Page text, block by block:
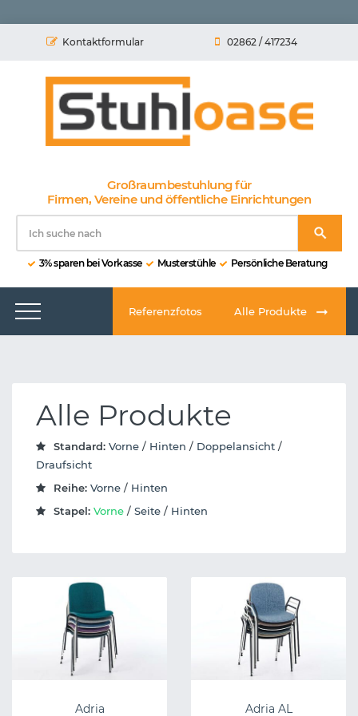
Kontaktformular 02862 / 417234
Großraumbestuhlung für
Firmen, Vereine und öffentliche Einrichtungen
3% sparen bei Vorkasse Musterstühle Persönliche Beratung
Referenzfotos Alle Produkte
Alle Produkte
Standard: Vorne / Hinten / Doppelansicht /
Draufsicht
Reihe: Vorne / Hinten
Stapel: Vorne / Seite / Hinten
Adria Adria AL